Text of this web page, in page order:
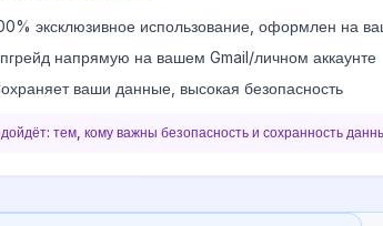
эксклюзивное использование, оформлен на
напрямую на вашем Gmail/личном аккаунте
ваши данные, высокая безопасность
тем, кому важны безопасность и сохранность